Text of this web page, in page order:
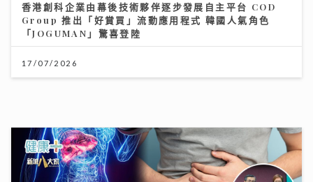
香港創科企業由幕後技術夥伴逐步發展自主平台 COD
Group 推出「好賞買」流動應用程式 韓國人氣角色
「JOGUMAN」驚喜登陸
17/07/2026